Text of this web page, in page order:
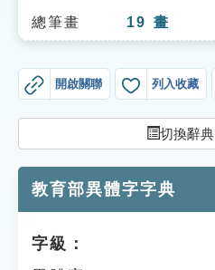
單字索引
貓頭鷹博士
總筆畫 19 畫
開啟關聯 列入收藏
切換辭典
教育部異體字字典
字級：